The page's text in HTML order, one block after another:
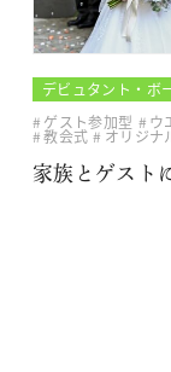
デビュタント・ボ
ゲスト参加型
ウ
教会式 オリジナ
家族とゲスト